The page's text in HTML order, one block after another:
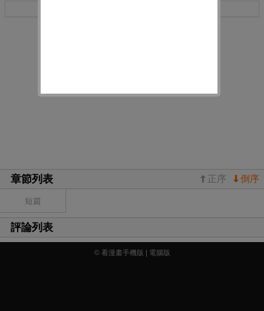
章節列表 倒序
正序
短篇
評論列表
© 看漫畫手機版 | 電腦版